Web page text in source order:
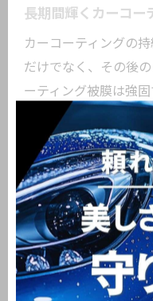
長期間輝くカーコー
カーコーティングの
だけでなく、その後
ーティング被膜は強
専用メンテナンスを
が可能です。特に大
排気ガスや雨による
なケアが欠かせませ
失敗例として、洗車
ティング被膜に微細な
専用のメンテナンス
洗い洗車が推奨されま